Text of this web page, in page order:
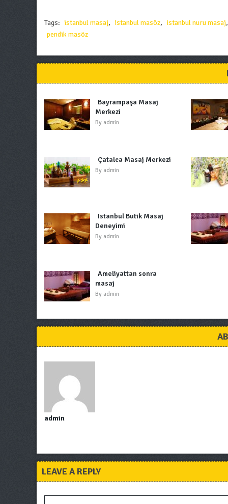
Tags: istanbul masaj, istanbul masöz, istanbul nuru masaj
pendik masöz
Bayrampaşa Masaj
Merkezi
By admin
Çatalca Masaj Merkezi
By admin
Istanbul Butik Masaj
Deneyimi
By admin
Ameliyattan sonra
masaj
By admin
admin
LEAVE A REPLY